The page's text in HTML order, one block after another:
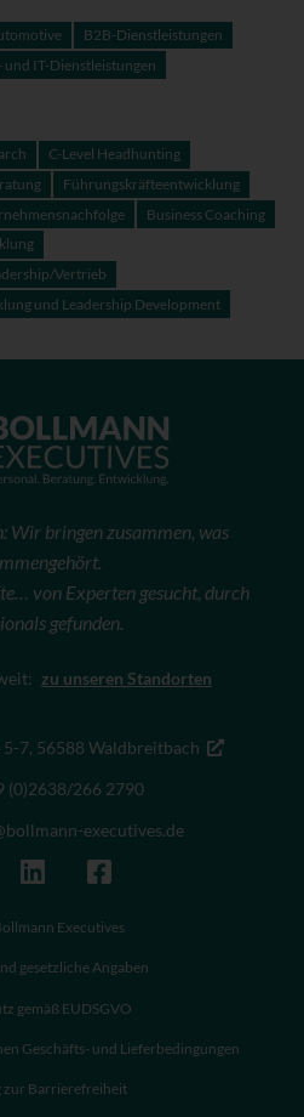
B2B-Dienstleistungen
und IT-Dienstleistungen
C-Level Headhunting
Führungskräfteentwicklung
Business Coaching
Vertrieb
und Leadership Development
Wir bringen zusammen, was
von Experten gesucht, durch
gefunden.
zu unseren Standorten
7, 56588 Waldbreitbach
(0)2638/266 2790
executives.de
Executives
gesetzliche Angaben
gemäß EUDSGVO
Geschäfts- und Lieferbedingungen
zur Barrierefreiheit